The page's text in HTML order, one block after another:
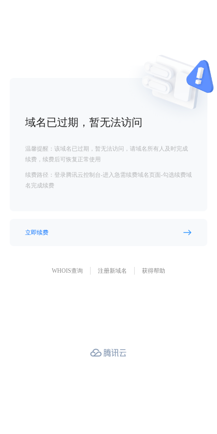
域名已过期，暂无法访问
温馨提醒：该域名已过期，暂无法访问，请域名所有人及时完成
续费，续费后可恢复正常使用
续费路径：登录腾讯云控制台-进入急需续费域名页面-勾选续费域
名完成续费
立即续费
WHOIS查询 注册新域名 获得帮助